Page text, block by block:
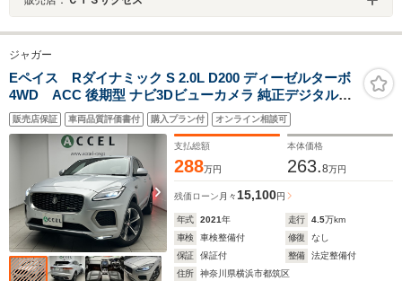
ジャガー
Eペイス Rダイナミック S 2.0L D200 ディーゼルターボ
4WD ACC 後期型 ナビ3Dビューカメラ 純正デジタルミ
ラー LEDヘッドライト Rダイナミックエアロ&19AW ブ
ラックレザーシート シートヒーター ステアリングヒータ
ー 電動テールゲート 液晶メーター カープレイ対応
販売店保証 車両品質評価書付 購入プラン付 オンライン相談可
支払総額
288万円
本体価格
263.8万円
残価ローン 月々 15,100円
年式 2021年 走行 4.5万km
車検
車検整備付 修復
なし
保証
保証付 整備
法定整備付
住所
神奈川県横浜市都筑区